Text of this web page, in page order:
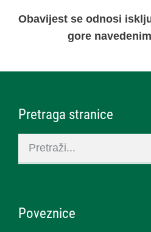
Obavijest se odnosi
gore
Pretraga stranice
Poveznice